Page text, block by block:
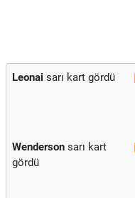
Leonai sarı kart gördü
Wenderson sarı kart
gördü